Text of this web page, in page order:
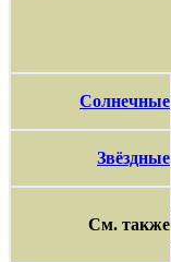
Солнечные
Звёздные
См. также